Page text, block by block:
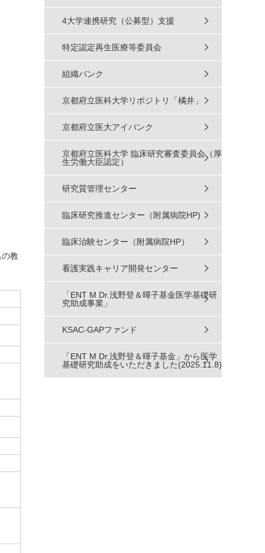
教
4大学連携研究（公募型）支援
特定認定再生医療等委員会
組織バンク
京都府立医科大学リポジトリ「橘井」
京都府立医大アイバンク
京都府立医科大学 臨床研究審査委員会（厚
生労働大臣認定）
研究質管理センター
臨床研究推進センター（附属病院HP)
臨床治験センター（附属病院HP）
看護実践キャリア開発センター
「ENT M Dr.浅野登＆暉子基金医学基礎研
究助成事業」
KSAC-GAPファンド
「ENT M Dr.浅野登＆暉子基金」から医学
基礎研究助成をいただきました(2025.11.8)